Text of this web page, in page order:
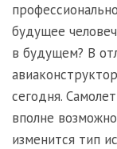
будущее
в будущем? В
сегодня.
вполне
изменится тип